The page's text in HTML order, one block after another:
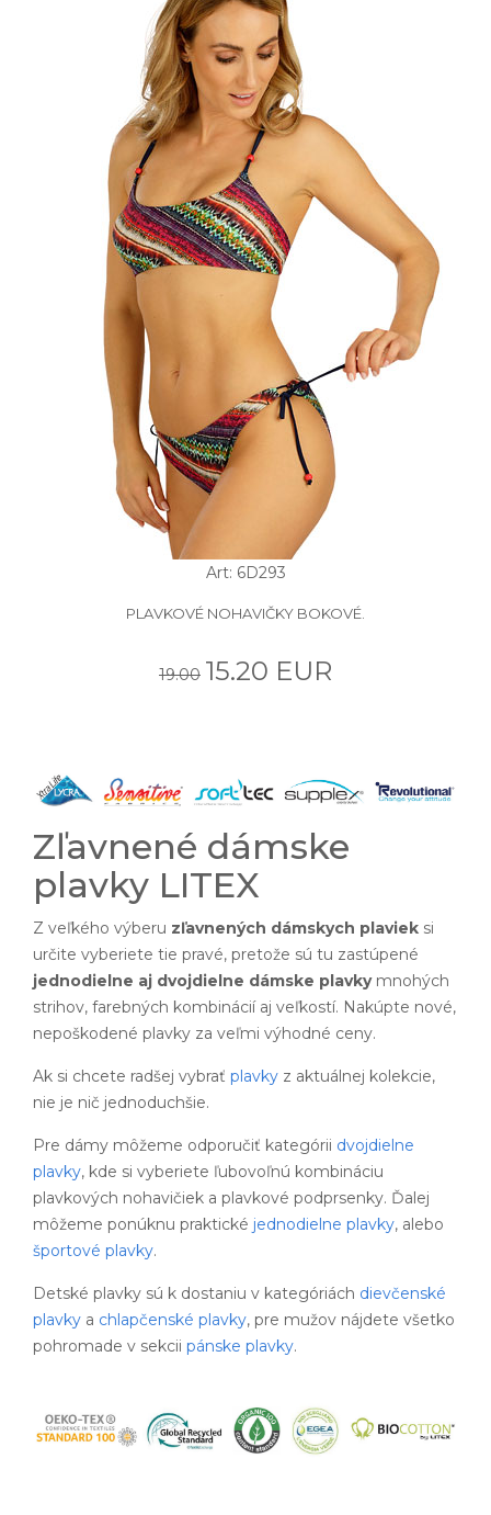
Art: 6D293
PLAVKOVÉ NOHAVIČKY BOKOVÉ.
19.00 15.20 EUR
Zľavnené dámske
plavky LITEX
Z veľkého výberu zľavnených dámskych plaviek si
určite vyberiete tie pravé, pretože sú tu zastúpené
jednodielne aj dvojdielne dámske plavkymnohých
strihov, farebných kombinácií aj veľkostí. Nakúpte nové,
nepoškodené plavky za veľmi výhodné ceny.
Ak si chcete radšej vybrať plavky z aktuálnej kolekcie,
nie je nič jednoduchšie.
Pre dámy môžeme odporučiť kategórii dvojdielne
plavky, kde si vyberiete ľubovoľnú kombináciu
plavkových nohavičiek a plavkové podprsenky. Ďalej
môžeme ponúknu praktické jednodielne plavky, alebo
športové plavky.
Detské plavky sú k dostaniu v kategóriách dievčenské
plavky a chlapčenské plavky, pre mužov nájdete všetko
pohromade v sekcii pánske plavky.